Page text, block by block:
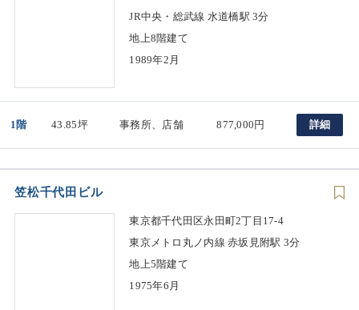
JR中央・総武線 水道橋駅 3分
地上8階建て
1989年2月
1階 43.85坪 事務所、店舗 877,000円 詳細
笠松千代田ビル
東京都千代田区永田町2丁目17-4
東京メトロ丸ノ内線 赤坂見附駅 3分
地上5階建て
1975年6月